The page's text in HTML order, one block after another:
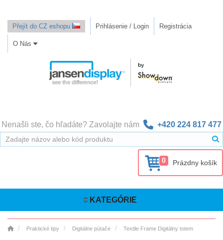
Přejít do CZ eshopu Prihlásenie / Login Registrácia
O Nás
Nenašli ste, čo hľadáte? Zavolajte nám +420 224 817 477
0 Prázdny košík
KATEGÓRIE
Praktické tipy Digitálne pútače Textile Frame Digitálny totem